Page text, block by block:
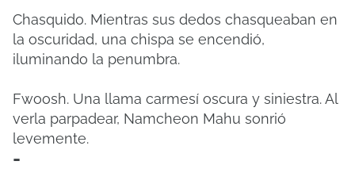
Chasquido. Mientras sus dedos chasqueaban en
la oscuridad, una chispa se encendió,
iluminando la penumbra.
Fwoosh. Una llama carmesí oscura y siniestra. Al
verla parpadear, Namcheon Mahu sonrió
levemente.
-